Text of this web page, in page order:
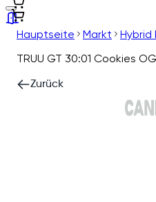
Hauptseite Markt
TRUU GT 30:01 Cookies OG
Zurück